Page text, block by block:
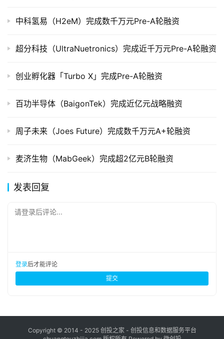
业
院
中科氢易（H2eM）完成数千万元Pre-A轮融资
超分科技（UltraNuetronics）完成近千万元Pre-A轮融资
创业孵化器「Turbo X」完成Pre-A轮融资
百功半导体（BaigonTek）完成近亿元战略融资
周子未来（Joes Future）完成数千万元A+轮融资
麦济生物（MabGeek）完成超2亿元B轮融资
发表回复
请登录后评论...
登录后才能评论
提交
Copyright © 2014 - 2025 创投之家 - 创投信息和数据服务平台